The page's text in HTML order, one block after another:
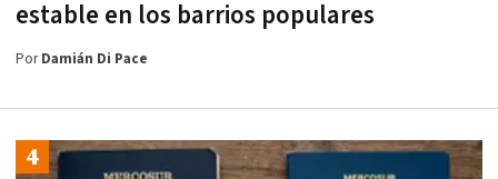
estable en los barrios populares
PorDamián Di Pace